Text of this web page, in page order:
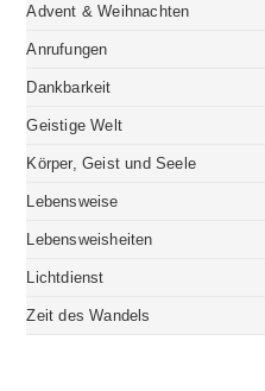
Advent & Weihnachten
Anrufungen
Dankbarkeit
Geistige Welt
Körper, Geist und Seele
Lebensweise
Lebensweisheiten
Lichtdienst
Zeit des Wandels